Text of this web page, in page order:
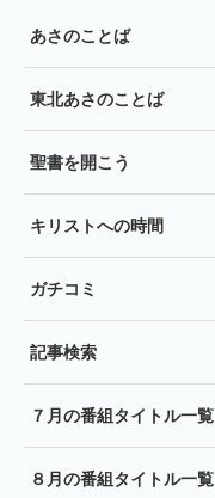
あさのことば
東北あさのことば
聖書を開こう
キリストへの時間
ガチコミ
記事検索
７月の番組タイトル一覧
８月の番組タイトル一覧